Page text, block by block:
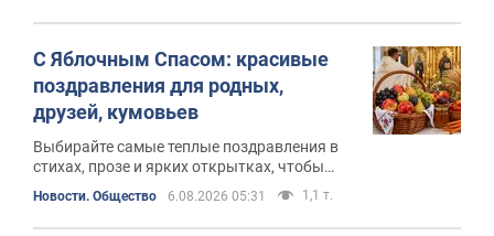
С Яблочным Спасом: красивые
поздравления для родных,
друзей, кумовьев
Выбирайте самые теплые поздравления в
стихах, прозе и ярких открытках, чтобы
подарить праздничное настроение самым
близким людям
Новости. Общество 6.08.2026 05:31 1,1 т.